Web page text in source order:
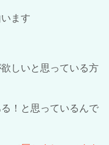
ます
しいと思っている方
！と思っているんで